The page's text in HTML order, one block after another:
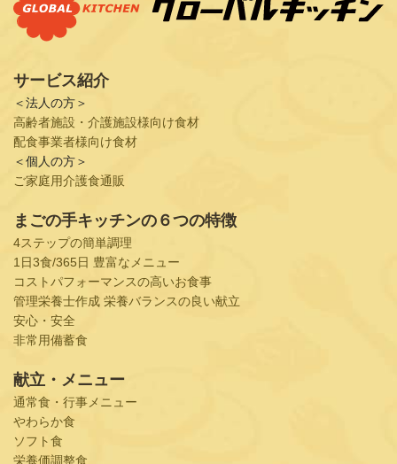
サービス紹介
＜法人の方＞
高齢者施設・介護施設様向け食材
配食事業者様向け食材
＜個人の方＞
ご家庭用介護食通販
まごの手キッチンの６つの特徴
4ステップの簡単調理
1日3食/365日 豊富なメニュー
コストパフォーマンスの高いお食事
管理栄養士作成 栄養バランスの良い献立
安心・安全
非常用備蓄食
献立・メニュー
通常食・行事メニュー
やわらか食
ソフト食
栄養価調整食